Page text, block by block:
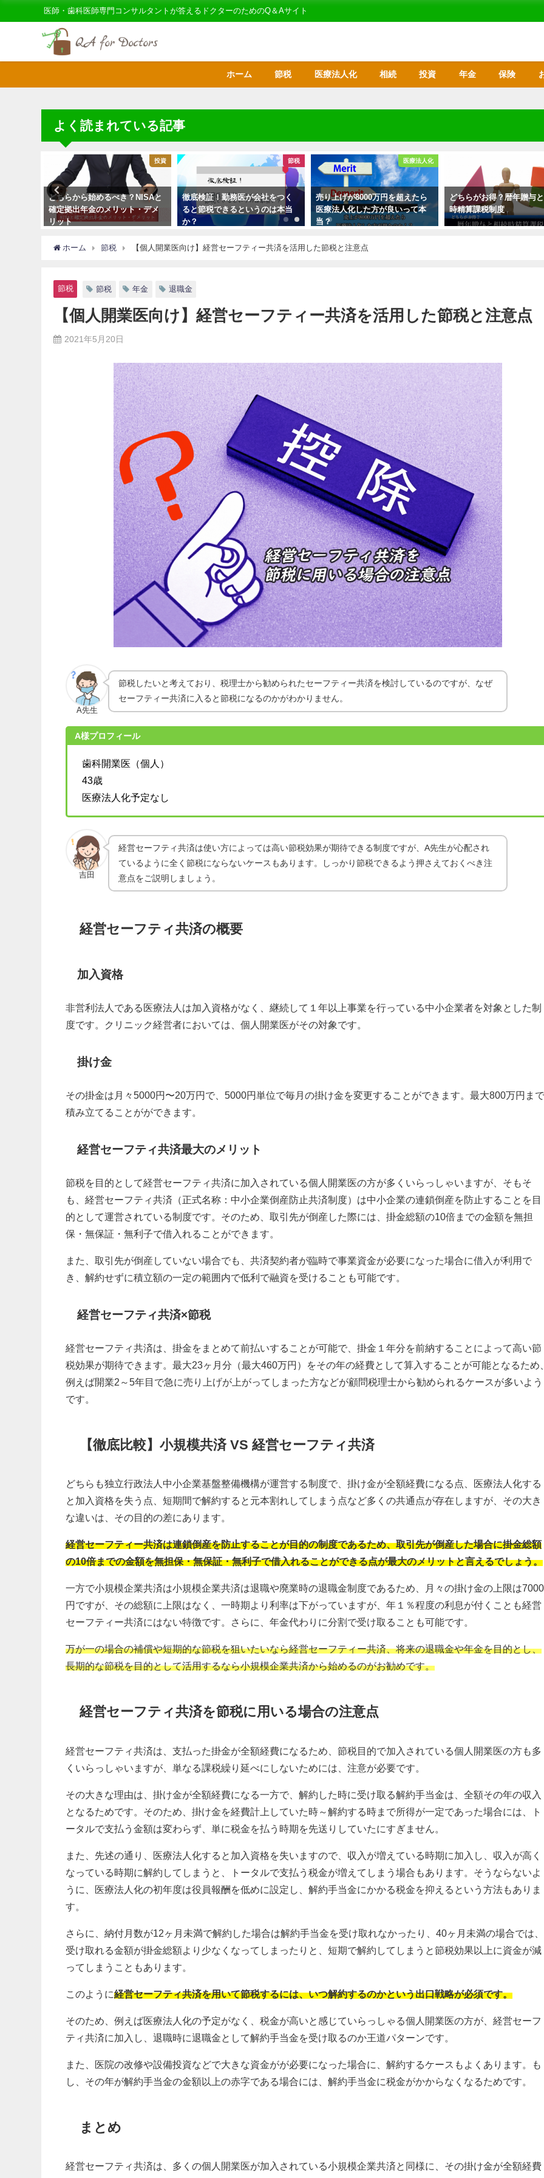
医師・歯科医師専門コンサルタントが答えるドクターのためのQ＆Aサイト
ホーム 節税 医療法人化 相続 投資 年金 保険
よく読まれている記事
投資
どちらから始めるべき？NISAと
確定拠出年金のメリット・デメ
リット
節税
徹底検証！勤務医が会社をつく
ると節税できるというのは本当
か？
医療法人化
売り上げが8000万円を超えたら
医療法人化した方が良いって本
当？
どちらがお得？暦年贈与
時精算課税制度
ホーム 節税 【個人開業医向け】経営セーフティー共済を活用した節税と注意点
節税 節税 年金 退職金
【個人開業医向け】経営セーフティー共済を活用した節税と注意点
2021年5月20日
A先生
節税したいと考えており、税理士から勧められたセーフティー共済を検討しているのですが、なぜ
セーフティー共済に入ると節税になるのかがわかりません。
A様プロフィール
歯科開業医（個人）
43歳
医療法人化予定なし
吉田
経営セーフティ共済は使い方によっては高い節税効果が期待できる制度ですが、A先生が心配され
ているように全く節税にならないケースもあります。しっかり節税できるよう押さえておくべき注
意点をご説明しましょう。
経営セーフティ共済の概要
加入資格
非営利法人である医療法人は加入資格がなく、継続して１年以上事業を行っている中小企業者を対象とした制
度です。クリニック経営者においては、個人開業医がその対象です。
掛け金
その掛金は月々5000円〜20万円で、5000円単位で毎月の掛け金を変更することができます。最大800万円ま
積み立てることがができます。
経営セーフティ共済最大のメリット
節税を目的として経営セーフティ共済に加入されている個人開業医の方が多くいらっしゃいますが、そもそ
も、経営セーフティ共済（正式名称：中小企業倒産防止共済制度）は中小企業の連鎖倒産を防止することを目
的として運営されている制度です。そのため、取引先が倒産した際には、掛金総額の10倍までの金額を無担
保・無保証・無利子で借入れることができます。
また、 取引先が倒産していない場合でも、共済契約者が臨時で事業資金が必要になった場合に借入が利用で
き、解約せずに積立額の一定の範囲内で低利で融資を受けることも可能です。
経営セーフティ共済×節税
経営セーフティ共済は、掛金をまとめて前払いすることが可能で、掛金１年分を前納することによって高い節
税効果が期待できます。最大23ヶ月分（最大460万円）をその年の経費として算入することが可能となるため
例えば開業2～5年目で急に売り上げが上がってしまった方などが顧問税理士から勧められるケースが多いよう
です。
【徹底比較】小規模共済 VS 経営セーフティ共済
どちらも独立行政法人中小企業基盤整備機構が運営する制度で 、掛け金が全額経費になる点、医療法人化する
と加入資格を失う点、短期間で解約すると元本割れしてしまう点など多くの共通点が存在しますが、その大き
な違いは、その目的の差にあります。
経営セーフティー共済は連鎖倒産を防止することが目的の制度であるため、取引先が倒産した場合に掛金総額
の10倍までの金額を無担保・無保証・無利子で借入れることができる点が最大のメリットと言えるでしょう。
一方で小規模企業共済は小規模企業共済は退職や廃業時の退職金制度であるため、月々の掛け金の上限は
円ですが、その総額に上限はなく、一時期より利率は下がっていますが、年１％程度の利息が付くことも経営
セーフティー共済にはない特徴です。さらに、年金代わりに分割で受け取ることも可能です。
万が一の場合の補償や短期的な節税を狙いたいなら経営セーフティー共済、将来の退職金や年金を目的とし、
長期的な節税を目的として活用するなら小規模企業共済から始めるのがお勧めです。
経営セーフティ共済を節税に用いる場合の注意点
経営セーフティ共済は、支払った掛金が全額経費になるため、節税目的で加入されている個人開業医の方も多
くいらっしゃいますが、単なる課税繰り延べにしないためには、注意が必要です。
その大きな理由は、掛け金が全額経費になる一方で、解約した時に受け取る解約手当金は、全額その年の収入
となるためです。そのため、掛け金を経費計上していた時～解約する時まで所得が一定であった場合には、ト
ータルで支払う金額は変わらず、単に税金を払う時期を先送りしていたにすぎません。
また、先述の通り、医療法人化すると加入資格を失いますので、収入が増えている時期に加入し、収入が高く
なっている時期に解約してしまうと、トータルで支払う税金が増えてしまう場合もあります。そうならないよ
うに、医療法人化の初年度は役員報酬を低めに設定し、解約手当金にかかる税金を抑えるという方法もありま
す。
さらに、納付月数が12ヶ月未満で解約した場合は解約手当金を受け取れなかったり、40ヶ月未満の場合では、
受け取れる金額が掛金総額より少なくなってしまったりと、短期で解約してしまうと節税効果以上に資金が減
ってしまうこともあります。
このように経営セーフティ共済を用いて節税するには、いつ解約するのかという出口戦略が必須です。
そのため、例えば医療法人化の予定がなく、税金が高いと感じていらっしゃる個人開業医の方が、経営セーフ
ティ共済に加入し、退職時に退職金として解約手当金を受け取るのか王道パターンです。
また、医院の改修や設備投資などで大きな資金がが必要になった場合に、解約するケースもよくあります。も
し、その年が解約手当金の金額以上の赤字である場合には、解約手当金に税金がかからなくなるためです。
まとめ
経営セーフティ共済は、多くの個人開業医が加入されている小規模企業共済と同様に、その掛け金が全額経費